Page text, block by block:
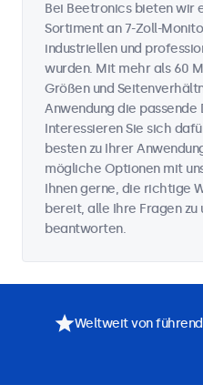
Bei Beetronics bieten wir
Sortiment an 7-Zoll-
industriellen und
wurden. Mit mehr als 60
Größen und
Anwendung die passende
Interessieren Sie sich
besten zu Ihrer
mögliche Optionen mit
Ihnen gerne, die richtige
bereit, alle Ihre Fragen zu
beantworten.
Weltweit von